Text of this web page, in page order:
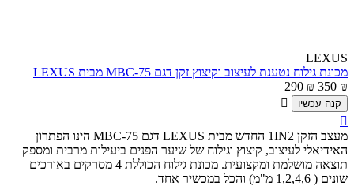
LEXUS
מכונת גילוח נטענת לעיצוב וקיצוץ זקן דגם MBC-75 מבית LEXUS
350 ₪
290 ₪
קנה עכשיו


מעצב הזקן 1IN2 החדש מבית LEXUS דגם MBC-75 הינו הפתרון
האידיאלי לעיצוב, קיצוץ וגילוח של שיער הפנים ביעילות מרבית ומספק
תוצאה מושלמת ומקצועית. מכונת גילוח הכוללת 4 מסרקים באורכים
שונים ( 1,2,4,6 מ"מ) והכל במכשיר אחד.